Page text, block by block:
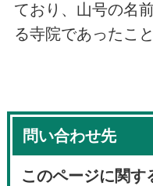
ており、山号の名
る寺院であったこ
問い合わせ先
このページに関す